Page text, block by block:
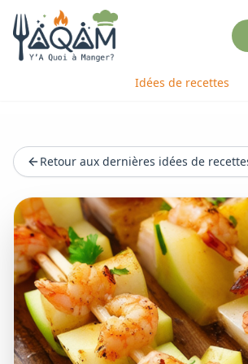
Idées de recettes
Retour aux dernières idées de